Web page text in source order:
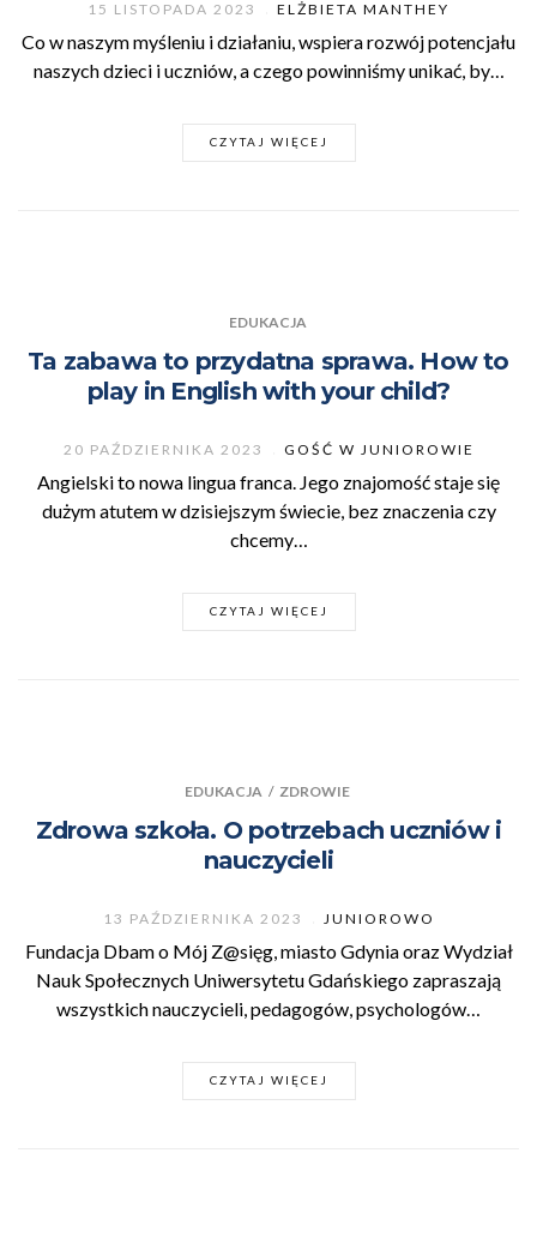
15 LISTOPADA 2023 ELŻBIETA MANTHEY
Co w naszym myśleniu i działaniu, wspiera rozwój potencjału
naszych dzieci i uczniów, a czego powinniśmy unikać, by…
CZYTAJ WIĘCEJ
EDUKACJA
Ta zabawa to przydatna sprawa. How to
play in English with your child?
20 PAŹDZIERNIKA 2023 GOŚĆ W JUNIOROWIE
Angielski to nowa lingua franca. Jego znajomość staje się
dużym atutem w dzisiejszym świecie, bez znaczenia czy
chcemy…
CZYTAJ WIĘCEJ
EDUKACJA / ZDROWIE
Zdrowa szkoła. O potrzebach uczniów i
nauczycieli
13 PAŹDZIERNIKA 2023 JUNIOROWO
Fundacja Dbam o Mój Z@sięg, miasto Gdynia oraz Wydział
Nauk Społecznych Uniwersytetu Gdańskiego zapraszają
wszystkich nauczycieli, pedagogów, psychologów…
CZYTAJ WIĘCEJ